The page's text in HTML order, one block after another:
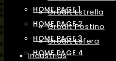
Grodit Estrella
Grodit Postino
Grodit Esfera
Industrias
HOME PAGE 1
HOME PAGE 2
HOME PAGE 3
HOME PAGE 4